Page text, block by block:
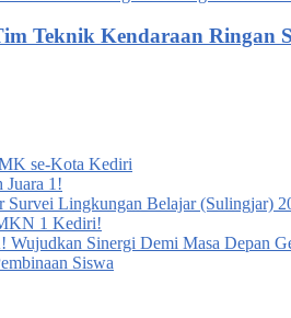
Teknik Kendaraan Ringan
se-Kota Kediri
Juara 1!
Lingkungan Belajar (Sulingjar)
1 Kediri!
Sinergi Demi Masa Depan
Siswa